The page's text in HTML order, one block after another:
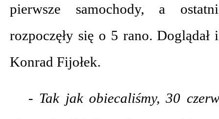
pierwsze samochody, a
rozpoczęły się o 5 rano. Doglądał
Konrad Fijołek.
- Tak jak obiecaliśmy, 30